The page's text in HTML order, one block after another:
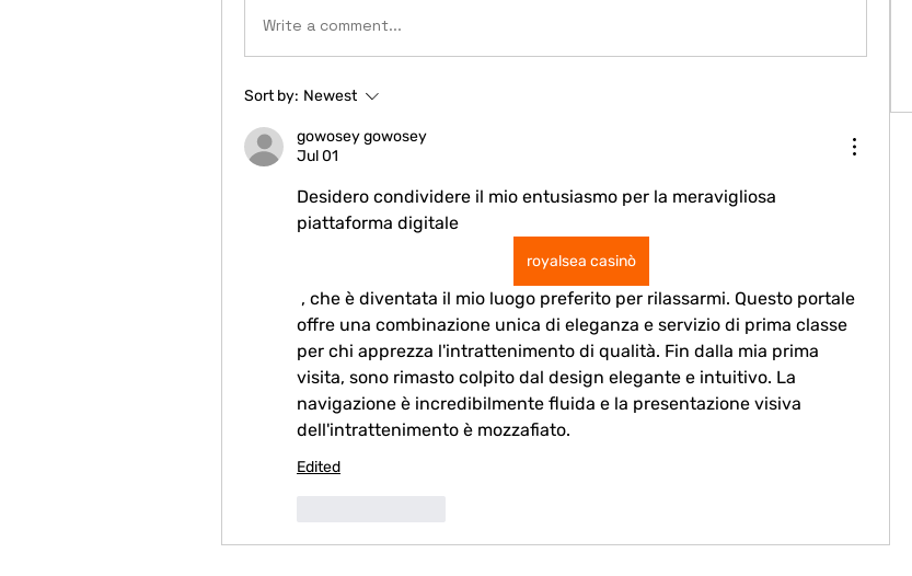
Write a comment...
Sort by: Newest
gowosey gowosey
Jul 01
Desidero condividere il mio entusiasmo per la meravigliosa
piattaforma digitale
royalsea casinò
offre una combinazione unica di eleganza e servizio di prima classe
per chi apprezza l'intrattenimento di qualità. Fin dalla mia prima
visita, sono rimasto colpito dal design elegante e intuitivo. La
navigazione è incredibilmente fluida e la presentazione visiva
dell'intrattenimento è mozzafiato.
Edited